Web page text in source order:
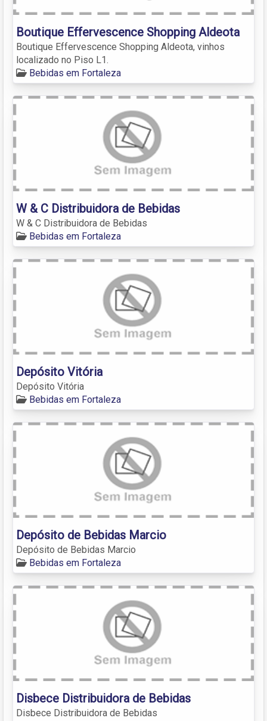
Boutique Effervescence Shopping Aldeota
Boutique Effervescence Shopping Aldeota, vinhos
localizado no Piso L1.
Bebidas em Fortaleza
W & C Distribuidora de Bebidas
W & C Distribuidora de Bebidas
Bebidas em Fortaleza
Depósito Vitória
Depósito Vitória
Bebidas em Fortaleza
Depósito de Bebidas Marcio
Depósito de Bebidas Marcio
Bebidas em Fortaleza
Disbece Distribuidora de Bebidas
Disbece Distribuidora de Bebidas